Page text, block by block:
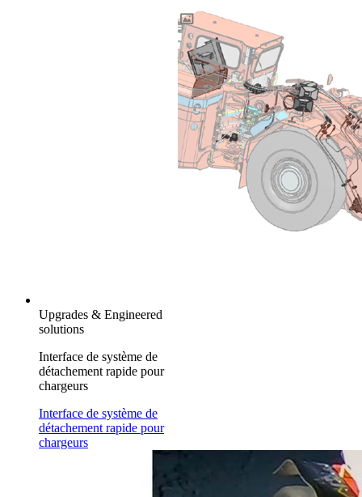
Upgrades & Engineered
solutions
Interface de système de
détachement rapide pour
chargeurs
Interface de système de
détachement rapide pour
chargeurs